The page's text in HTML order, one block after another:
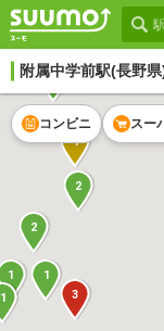
附属中学前駅(長野
2
1
3
1
2
1
1
1
コンビニ スー